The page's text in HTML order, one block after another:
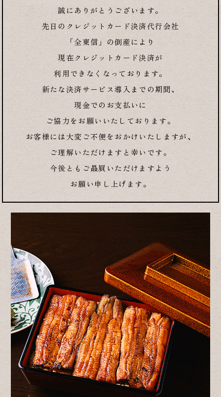
誠にありがとうございます。
先日のクレジットカード決済代行会社
「全東信」の倒産により
現在クレジットカード決済が
利用できなくなっております。
新たな決済サービス導入までの期間、
現金でのお支払いに
ご協力をお願いいたしております。
お客様には大変ご不便をおかけいたしますが、
ご理解いただけますと幸いです。
今後ともご贔屓いただけますよう
お願い申し上げます。